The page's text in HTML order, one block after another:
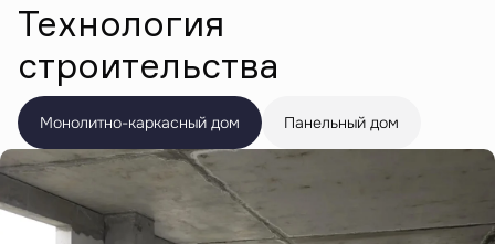
Технология
строительства
Монолитно-каркасный дом Панельный дом